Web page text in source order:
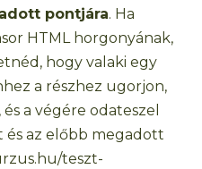
pontjára. Ha
HTML horgonyának,
hogy valaki egy
a részhez ugorjon,
a végére odateszel
az előbb megadott
teszt-